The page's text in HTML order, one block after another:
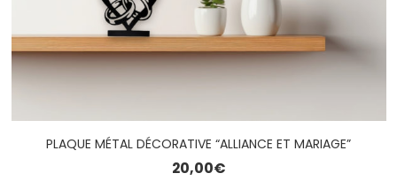
PLAQUE MÉTAL DÉCORATIVE “ALLIANCE ET MARIAGE”
20,00€